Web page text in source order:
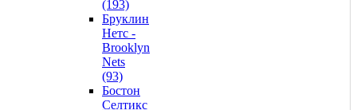
(193)
Бруклин
Нетс -
Brooklyn
Nets
(93)
Бостон
Селтикс